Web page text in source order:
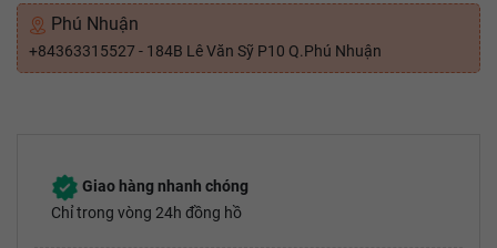
Phú Nhuận
+84363315527 - 184B Lê Văn Sỹ P10 Q.Phú Nhuận
Giao hàng nhanh chóng
Chỉ trong vòng 24h đồng hồ